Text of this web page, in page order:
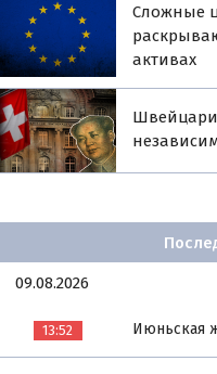
Сложные
активах
09.08.2026
13:52 Июньская